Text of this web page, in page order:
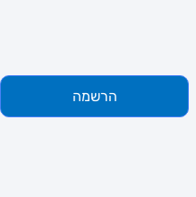
הרשמה